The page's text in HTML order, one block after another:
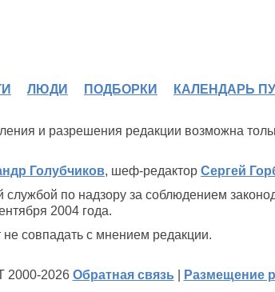
ЛЮДИ ПОДБОРКИ КАЛЕНДАРЬ
и разрешения редакции возможна
Голубчиков, шеф-редактор Сергей
по надзору за соблюдением
2004 года.
совпадать с мнением редакции.
2000-2026 Обратная связь Размещение